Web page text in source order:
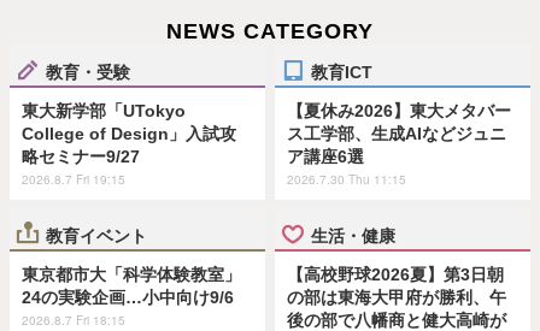
NEWS CATEGORY
教育・受験
東大新学部「UTokyo
College of Design」入試攻
略セミナー9/27
2026.8.7 Fri 19:15
教育ICT
【夏休み2026】東大メタバー
ス工学部、生成AIなどジュニ
ア講座6選
2026.7.30 Thu 11:15
教育イベント
東京都市大「科学体験教室」
24の実験企画…小中向け9/6
2026.8.7 Fri 18:15
生活・健康
【高校野球2026夏】第3日朝
の部は東海大甲府が勝利、午
後の部で八幡商と健大高崎が